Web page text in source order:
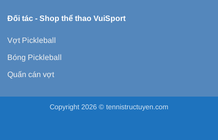
Đối tác - Shop thể thao VuiSport
Vợt Pickleball
Bóng Pickleball
Quấn cán vợt
Copyright 2026 © tennistructuyen.com